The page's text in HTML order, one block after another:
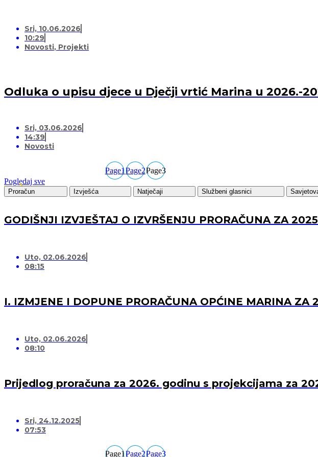
Sri, 10.06.2026
10:29
Novosti, Projekti
Odluka o upisu djece u Dječji vrtić Marina u 2026.-
Sri, 03.06.2026
14:39
Novosti
Page1Page2Page3
Pogledaj sve
Proračun Izvješća Natječaji Službeni glasnici
GODIŠNJI IZVJEŠTAJ O IZVRŠENJU PRORAČUNA ZA
Uto, 02.06.2026
08:15
I. IZMJENE I DOPUNE PRORAČUNA OPĆINE MARINA ZA
Uto, 02.06.2026
08:10
Prijedlog proračuna za 2026. godinu s projekcijama za
Sri, 24.12.2025
07:53
Page1Page2Page3